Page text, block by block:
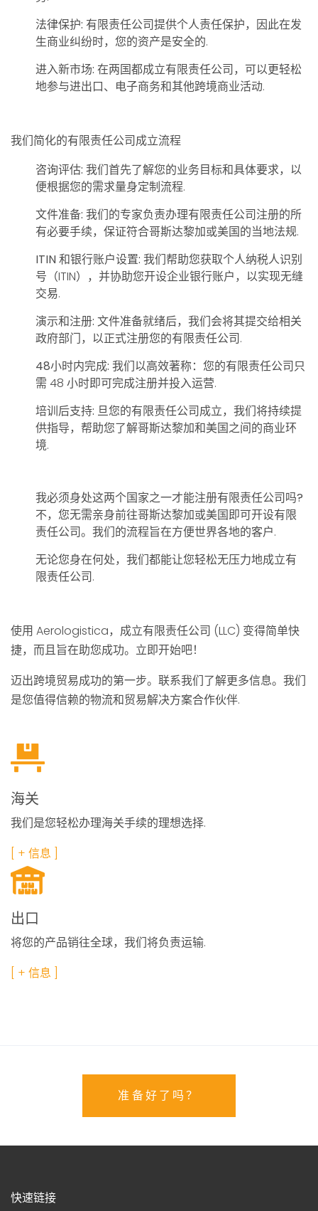
法律保护: 有限责任公司提供个人责任保护，因此在发
生商业纠纷时，您的资产是安全的.
进入新市场: 在两国都成立有限责任公司，可以更轻松
地参与进出口、电子商务和其他跨境商业活动.
我们简化的有限责任公司成立流程
咨询评估: 我们首先了解您的业务目标和具体要求，以
便根据您的需求量身定制流程.
文件准备: 我们的专家负责办理有限责任公司注册的所
有必要手续，保证符合哥斯达黎加或美国的当地法规.
ITIN 和银行账户设置: 我们帮助您获取个人纳税人识别
号（ITIN），并协助您开设企业银行账户，以实现无缝
交易.
演示和注册: 文件准备就绪后，我们会将其提交给相关
政府部门，以正式注册您的有限责任公司.
48小时内完成: 我们以高效著称：您的有限责任公司只
需 48 小时即可完成注册并投入运营.
培训后支持: 旦您的有限责任公司成立，我们将持续提
供指导，帮助您了解哥斯达黎加和美国之间的商业环
境.
我必须身处这两个国家之一才能注册有限责任公司吗?
不，您无需亲身前往哥斯达黎加或美国即可开设有限
责任公司。我们的流程旨在方便世界各地的客户.
无论您身在何处，我们都能让您轻松无压力地成立有
限责任公司.
使用 Aerologistica，成立有限责任公司 (LLC) 变得简单快
捷，而且旨在助您成功。立即开始吧！
迈出跨境贸易成功的第一步。联系我们了解更多信息。我们
是您值得信赖的物流和贸易解决方案合作伙伴.
海关
我们是您轻松办理海关手续的理想选择.
[ + 信息 ]
出口
将您的产品销往全球，我们将负责运输.
[ + 信息 ]
准备好了吗？
快速链接